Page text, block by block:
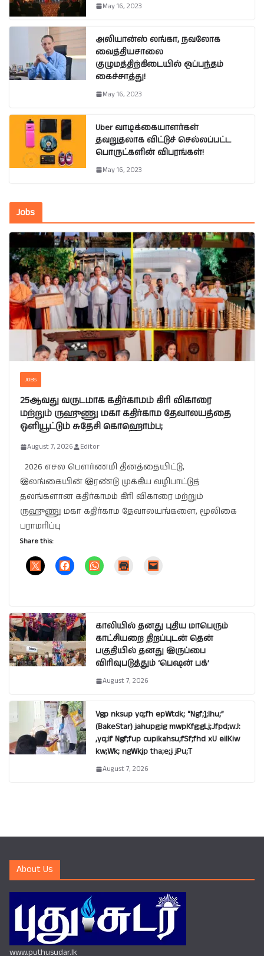
May 16, 2023
அலியான்ஸ் லங்கா, நவலோக
வைத்தியசாலை
குழுமத்திற்கிடையில் ஒப்பந்தம்
கைச்சாத்து!
May 16, 2023
Uber வாடிக்கையாளர்கள்
தவறுதலாக விட்டுச் செல்லப்பட்ட
பொருட்களின் விபரங்கள்!
May 16, 2023
Jobs
JOBS
25ஆவது வருடமாக கதிர்காமம் கிரி விகாரை
மற்றும் ருஹுணு மகா கதிர்காம தேவாலயத்தை
ஒளியூட்டும் சுதேசி கொஹொம்ப;
August 7, 2026 Editor
2026 எசல பௌர்ணமி தினத்தையிட்டு,
இலங்கையின் இரண்டு முக்கிய வழிபாட்டுத்
தலங்களான கதிர்காமம் கிரி விகாரை மற்றும்
ருஹுணு மகா கதிர்காம தேவாலயங்களை, மூலிகை
பராமரிப்பு
Share this:
காலியில் தனது புதிய மாபெரும்
காட்சியறை திறப்புடன் தென்
பகுதியில் தனது இருப்பை
விரிவுபடுத்தும் ‘பெஷன் பக்’
August 7, 2026
Vgp nksup yq;fh epWtdk; “Ngf;];lhu;”
(BakeStar) jahupg;ig mwpKfg;gLj;Jfpd;wJ:
,yq;if Ngf;fup cupikahsu;fSf;fhd xU eilKiw
kw;Wk; ngWkjp tha;e;j jPu;T
August 7, 2026
About Us
www.puthusudar.lk